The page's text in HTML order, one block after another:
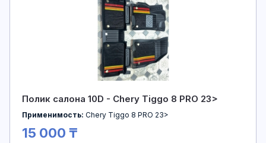
Полик салона 10D - Chery Tiggo 8 PRO 23>
Применимость: Chery Tiggo 8 PRO 23>
15 000 ₸